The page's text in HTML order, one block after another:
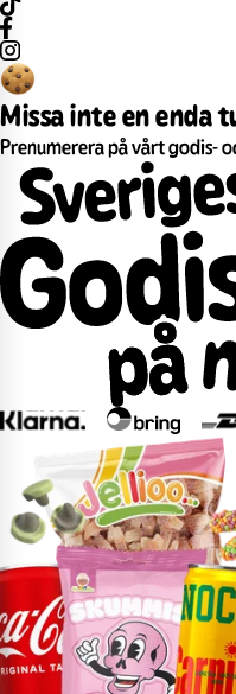
Missa inte en enda
Prenumerera på vårt godis-